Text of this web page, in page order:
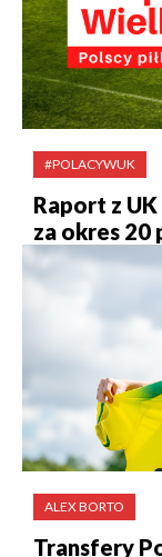
#POLACYWUK
Raport z
za okres 20
ALEX BORTO
Transfery